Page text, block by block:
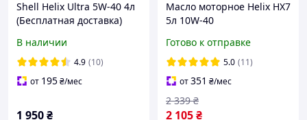
Shell Helix Ultra 5W-40 4л
(Бесплатная доставка)
В наличии
4.9 (10)
от 195₴/мес
1 950₴
Масло моторное Helix HX7
5л 10W-40
(550053738)
Готово к отправке
5.0 (11)
от351 ₴/мес
2 105₴
2 339 ₴